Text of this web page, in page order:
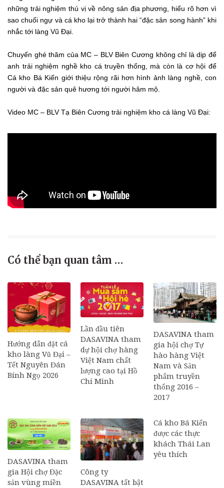
những trải nghiệm thú vị về nông sản địa phương, hiểu rõ hơn vì
sao chuối ngự và cá kho lại trở thành hai “đặc sản song hành” khi
nhắc tới làng Vũ Đại.
Chuyến ghé thăm của MC – BLV Biên Cương không chỉ là dịp để
anh trải nghiệm nghề kho cá truyền thống, mà còn là cơ hội để
Cá kho Bá Kiến giới thiệu rộng rãi hơn hình ảnh làng nghề, con
người và đặc sản quê hương tới người hâm mộ.
Video MC – BLV Tạ Biên Cương trải nghiệm kho cá làng Vũ Đại:
Có thể bạn quan tâm …
Hướng dẫn đặt cá
kho làng Vũ Đại –
Tết Nguyên Đán
Bính Ngọ 2026
Lần đầu tiên
DASAVINA tham
dự hội chợ hàng
Việt Nam chất
lượng cao tại Hồ
Chí Minh
DASAVINA tham
gia hội chợ Tự
hào hàng Việt
Nam và Sản
phẩm truyền
thống 2016 –
2017
DASAVINA tham
gia Hội chợ Đặc
sản vùng miền
Công ty
DASAVINA tất bật
Cá kho Bá Kiến
được các thực
khách Thái Lan
yêu thích